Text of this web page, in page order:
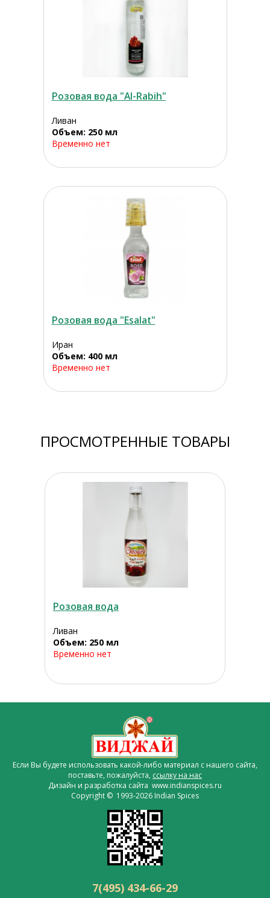
Розовая вода "Al-Rabih"
Ливан
Объем: 250 мл
Временно нет
Розовая вода "Esalat"
Иран
Объем: 400 мл
Временно нет
ПРОСМОТРЕННЫЕ ТОВАРЫ
Розовая вода
Ливан
Объем: 250 мл
Временно нет
Если Вы будете использовать какой-либо материал с нашего сайта,
поставьте, пожалуйста, ссылку на нас
Дизайн и разработка сайта www.indianspices.ru
Copyright © 1993-2026 Indian Spices
7(495) 434-66-29